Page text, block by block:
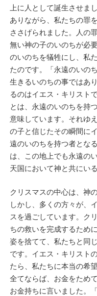
上に人として誕生させま
ありながら、私たちの罪
ささげられました。人の
無い神の子のいのちが必
のいのちを犠牲にし、私
たのです。「永遠のいの
生きるいのちの事ではあ
るのはイエス・キリスト
とは、永遠のいのちを持
意味しています。それゆ
の子と信じたその瞬間に
遠のいのちを持つ者とな
は、この地上でも永遠の
天国において神と共にい
クリスマスの中心は、神
しかし、多くの方々が、
スを過ごしています。ク
ちの救いを完成するため
姿を捨てて、私たちと同
です。イエス・キリスト
たら、私たちに本当の希
全てならば、お金をため
お金持ちに言いました。